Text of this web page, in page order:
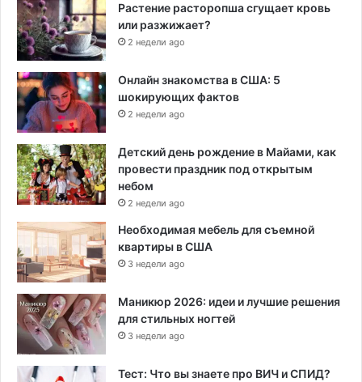
Растение расторопша сгущает кровь
или разжижает?
2 недели ago
Онлайн знакомства в США: 5
шокирующих фактов
2 недели ago
Детский день рождение в Майами, как
провести праздник под открытым
небом
2 недели ago
Необходимая мебель для съемной
квартиры в США
3 недели ago
Маникюр 2026: идеи и лучшие решения
для стильных ногтей
3 недели ago
Тест: Что вы знаете про ВИЧ и СПИД?